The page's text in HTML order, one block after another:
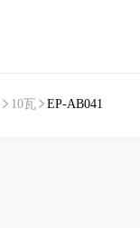
10瓦 EP-AB041